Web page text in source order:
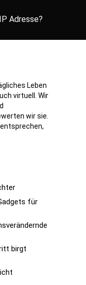
Adresse?
Leben
virtuell. Wir
wir sie.
für
birgt